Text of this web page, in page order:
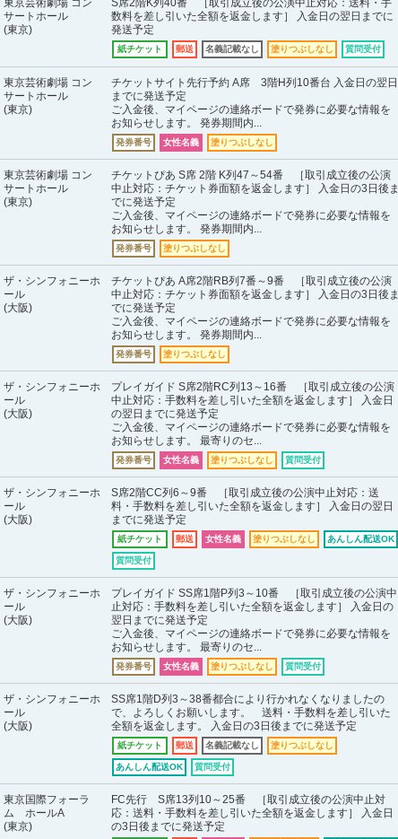
東京芸術劇場 コン
サートホール
(東京)
S席2階K列40番 ［取引成立後の公演中止対応：送料・手
数料を差し引いた全額を返金します］ 入金日の翌日までに
発送予定
紙チケット 郵送 名義記載なし 塗りつぶしなし 質問受付
東京芸術劇場 コン
サートホール
(東京)
チケットサイト先行予約 A席 3階H列10番台 入金日の翌日
までに発送予定
ご入金後、マイページの連絡ボードで発券に必要な情報を
お知らせします。 発券期間内...
発券番号 女性名義 塗りつぶしなし
東京芸術劇場 コン
サートホール
(東京)
チケットぴあ S席 2階 K列47～54番 ［取引成立後の公演
中止対応：チケット券面額を返金します］ 入金日の3日後ま
でに発送予定
ご入金後、マイページの連絡ボードで発券に必要な情報を
お知らせします。 発券期間内...
発券番号 塗りつぶしなし
ザ・シンフォニーホ
ール
(大阪)
チケットぴあ A席2階RB列7番～9番 ［取引成立後の公演
中止対応：チケット券面額を返金します］ 入金日の3日後ま
でに発送予定
ご入金後、マイページの連絡ボードで発券に必要な情報を
お知らせします。 発券期間内...
発券番号 塗りつぶしなし
ザ・シンフォニーホ
ール
(大阪)
プレイガイド S席2階RC列13～16番 ［取引成立後の公演
中止対応：手数料を差し引いた全額を返金します］ 入金日
の翌日までに発送予定
ご入金後、マイページの連絡ボードで発券に必要な情報を
お知らせします。 最寄りのセ...
発券番号 女性名義 塗りつぶしなし 質問受付
ザ・シンフォニーホ
ール
(大阪)
S席2階CC列6～9番 ［取引成立後の公演中止対応：送
料・手数料を差し引いた全額を返金します］ 入金日の翌日
までに発送予定
紙チケット 郵送 女性名義 塗りつぶしなし あんしん配送OK
質問受付
ザ・シンフォニーホ
ール
(大阪)
プレイガイド SS席1階P列3～10番 ［取引成立後の公演中
止対応：手数料を差し引いた全額を返金します］ 入金日の
翌日までに発送予定
ご入金後、マイページの連絡ボードで発券に必要な情報を
お知らせします。 最寄りのセ...
発券番号 女性名義 塗りつぶしなし 質問受付
ザ・シンフォニーホ
ール
(大阪)
SS席1階D列3～38番都合により行かれなくなりましたの
で、よろしくお願いします。 送料・手数料を差し引いた
全額を返金します。 入金日の3日後までに発送予定
紙チケット 郵送 名義記載なし 塗りつぶしなし
あんしん配送OK 質問受付
東京国際フォーラ
ム ホールA
(東京)
FC先行 S席13列10～25番 ［取引成立後の公演中止対
応：送料・手数料を差し引いた全額を返金します］ 入金日
の3日後までに発送予定